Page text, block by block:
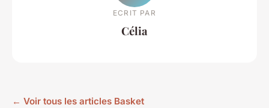
ECRIT PAR
Célia
← Voir tous les articles Basket